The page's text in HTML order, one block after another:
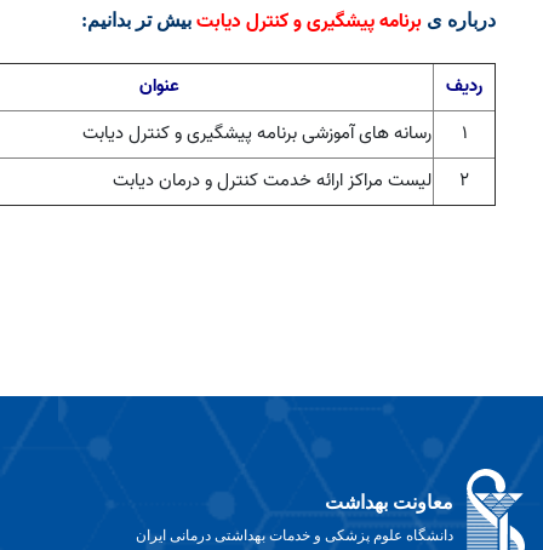
درباره ی برنامه پیشگیری و کنترل دیابت بیش تر بدانیم:
ردیف
عنوان
۱
رسانه های آموزشی برنامه پیشگیری و کنترل دیابت
۲
لیست مراکز ارائه خدمت کنترل و درمان دیابت
معاونت بهداشت
دانشگاه علوم پزشکی و خدمات بهداشتی درمانی ایران